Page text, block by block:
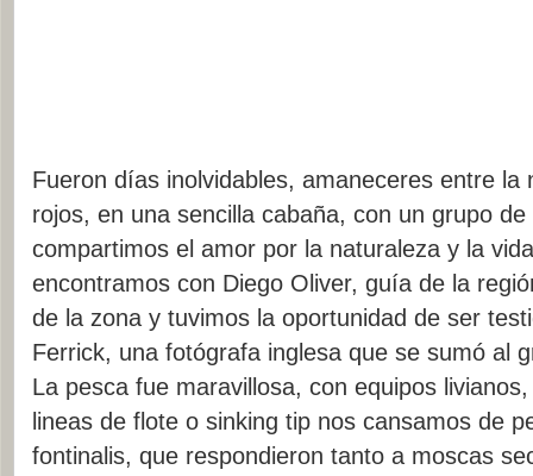
Fueron días inolvidables, amaneceres entre la
rojos, en una sencilla cabaña, con un grupo
compartimos el amor por la naturaleza y la
encontramos con Diego Oliver, guía de la
de la zona y tuvimos la oportunidad de ser
Ferrick, una fotógrafa inglesa que se sumó al
La pesca fue maravillosa, con equipos
lineas de flote o sinking tip nos cansamos de
fontinalis, que respondieron tanto a moscas